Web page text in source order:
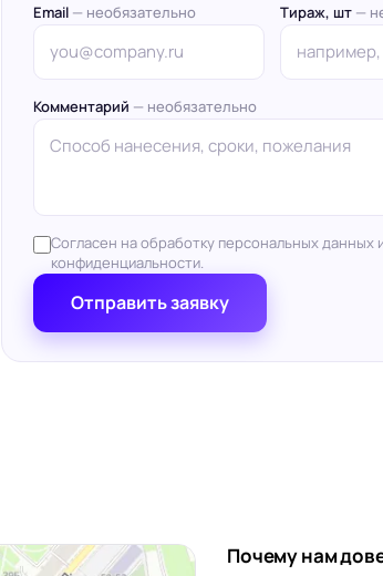
Email — необязательно Тираж, шт —
Комментарий — необязательно
Согласен на обработку персональных данных
конфиденциальности.
Отправить заявку
Почему нам